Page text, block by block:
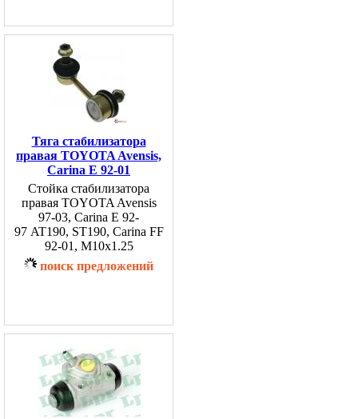
Тяга стабилизатора
правая TOYOTA Avensis,
Carina E 92-01
Стойка стабилизатора
правая TOYOTA Avensis
97-03, Carina E 92-
97 AT190, ST190, Carina FF
92-01, M10x1.25
поиск предложений